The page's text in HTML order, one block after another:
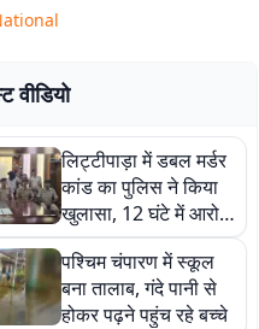
वीडियो
लिट्टीपाड़ा में डबल मर्डर
कांड का पुलिस ने किया
खुलासा, 12 घंटे में आरोपी
गिरफ्तार
पश्चिम चंपारण में स्कूल
बना तालाब, गंदे पानी से
होकर पढ़ने पहुंच रहे बच्चे